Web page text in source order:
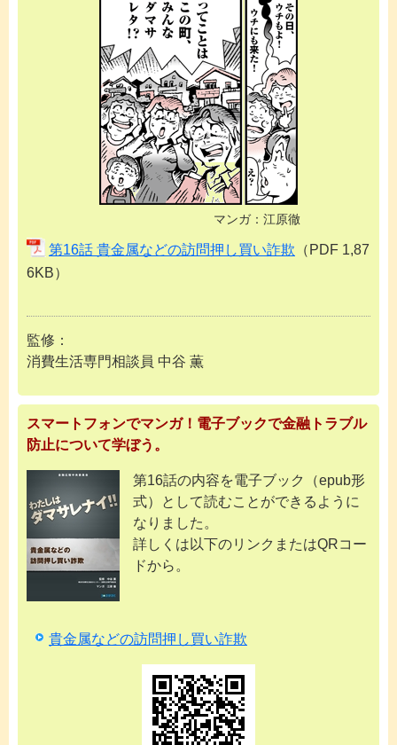
マンガ：江原徹
第16話 貴金属などの訪問押し買い詐欺 （PDF 1,87
6KB）
監修：
消費生活専門相談員 中谷 薫
スマートフォンでマンガ！電子ブックで金融トラブル
防止について学ぼう。
第16話の内容を電子ブック（epub形
式）として読むことができるように
なりました。
詳しくは以下のリンクまたはQRコー
ドから。
貴金属などの訪問押し買い詐欺